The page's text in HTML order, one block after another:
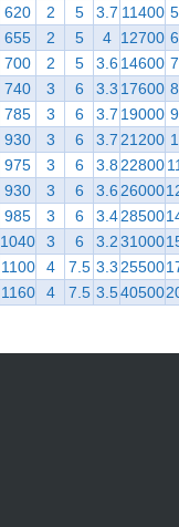
620 2 5 3.7 11400
655 2 5 4 12700
700 2 5 3.6 14600
740 3 6 3.3 17600
785 3 6 3.7 19000
930 3 6 3.7 21200
975 3 6 3.8 22800
930 3 6 3.6 26000
985 3 6 3.4 28500
1040 3 6 3.231000
1100 4 7.5 3.3 25500
1160 4 7.5 3.540500